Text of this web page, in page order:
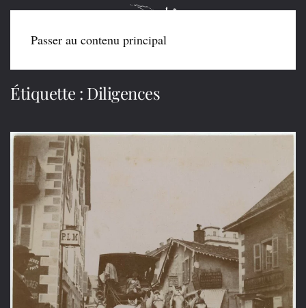
Passer au contenu principal
Étiquette : Diligences